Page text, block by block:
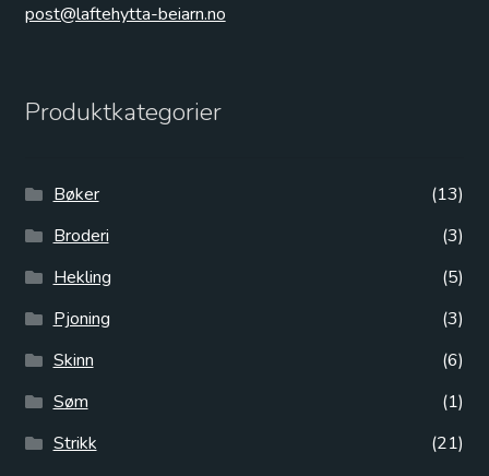
post@laftehytta-beiarn.no
Produktkategorier
Bøker
(13)
Broderi
(3)
Hekling
(5)
Pjoning
(3)
Skinn
(6)
Søm
(1)
Strikk
(21)